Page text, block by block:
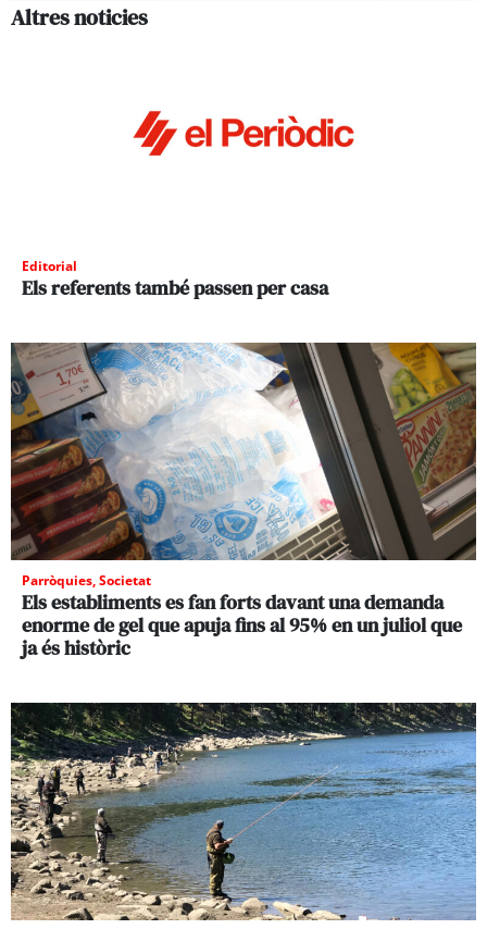
Altres noticies
Editorial
Els referents també passen per casa
Parròquies,Societat
Els establiments es fan forts davant una demanda
enorme de gel que apuja fins al 95% en un juliol que
ja és històric